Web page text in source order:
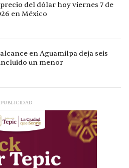
del dólar hoy viernes 7 de
en México
en Aguamilpa deja seis
un menor
PUBLICIDAD